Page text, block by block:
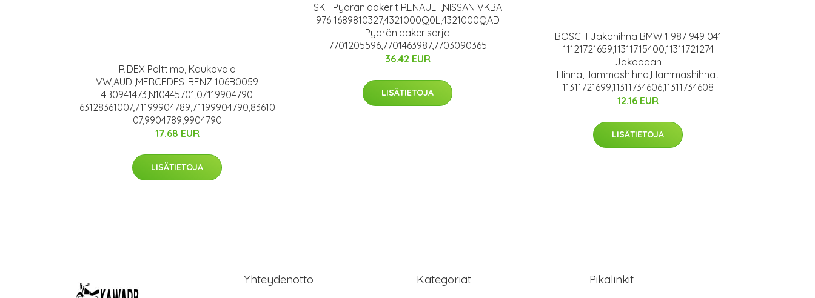
RIDEX Polttimo, Kaukovalo
VW,AUDI,MERCEDES-BENZ 106B0059
4B0941473,N10445701,07119904790
63128361007,71199904789,71199904790,83610
07,9904789,9904790
17.68 EUR
LISÄTIETOJA
SKF Pyöränlaakerit RENAULT,NISSAN VKBA
976 1689810327,4321000Q0L,4321000QAD
Pyöränlaakerisarja
7701205596,7701463987,7703090365
36.42 EUR
LISÄTIETOJA
BOSCH Jakohihna BMW 1 987 949 041
11121721659,11311715400,11311721274
Jakopään
Hihna,Hammashihna,Hammashihnat
11311721699,11311734606,11311734608
12.16 EUR
LISÄTIETOJA
Yhteydenotto Kategoriat Pikalinkit